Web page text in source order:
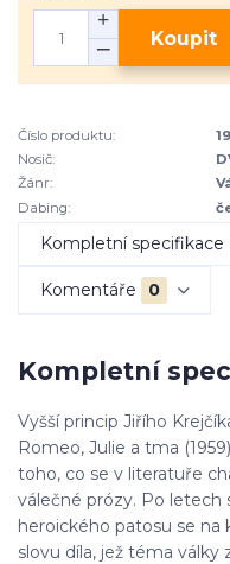
Koupit
Číslo produktu:
Nosič:
Žánr:
Dabing:
Kompletní specifikace
Komentáře 0
Kompletní
Vyšší princip Jiřího
Romeo, Julie a tma
toho, co se v literatuře
válečné prózy. Po
heroického patosu se na
slovu díla, jež téma války